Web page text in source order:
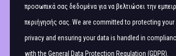
προσωπικά σας δεδομένα για να βελτιώσει την
περιήγησής σας. We are committed to protecting your
privacy and ensuring your data is handled in
with the General Data Protection Regulation (GDPR)